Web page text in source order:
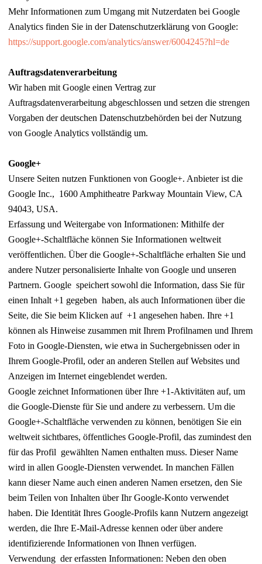
Mehr Informationen zum Umgang mit Nutzerdaten bei Google
Analytics finden Sie in der Datenschutzerklärung von Google:
https://support.google.com/analytics/answer/6004245?hl=de
Auftragsdatenverarbeitung
Wir haben mit Google einen Vertrag zur
Auftragsdatenverarbeitung abgeschlossen und setzen die strengen
Vorgaben der deutschen Datenschutzbehörden bei der Nutzung
von Google Analytics vollständig um.
Google+
Unsere Seiten nutzen Funktionen von Google+. Anbieter ist die
Google Inc., 1600 Amphitheatre Parkway Mountain View, CA
94043, USA.
Erfassung und Weitergabe von Informationen: Mithilfe der
Google+-Schaltfläche können Sie Informationen weltweit
veröffentlichen. Über die Google+-Schaltfläche erhalten Sie und
andere Nutzer personalisierte Inhalte von Google und unseren
Partnern. Google speichert sowohl die Information, dass Sie für
einen Inhalt +1 gegeben haben, als auch Informationen über die
Seite, die Sie beim Klicken auf +1 angesehen haben. Ihre +1
können als Hinweise zusammen mit Ihrem Profilnamen und Ihrem
Foto in Google-Diensten, wie etwa in Suchergebnissen oder in
Ihrem Google-Profil, oder an anderen Stellen auf Websites und
Anzeigen im Internet eingeblendet werden.
Google zeichnet Informationen über Ihre +1-Aktivitäten auf, um
die Google-Dienste für Sie und andere zu verbessern. Um die
Google+-Schaltfläche verwenden zu können, benötigen Sie ein
weltweit sichtbares, öffentliches Google-Profil, das zumindest den
für das Profil gewählten Namen enthalten muss. Dieser Name
wird in allen Google-Diensten verwendet. In manchen Fällen
kann dieser Name auch einen anderen Namen ersetzen, den Sie
beim Teilen von Inhalten über Ihr Google-Konto verwendet
haben. Die Identität Ihres Google-Profils kann Nutzern angezeigt
werden, die Ihre E-Mail-Adresse kennen oder über andere
identifizierende Informationen von Ihnen verfügen.
Verwendung der erfassten Informationen: Neben den oben